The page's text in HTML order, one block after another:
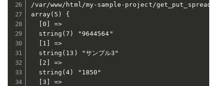
/var/www/html/my-sample-project/
array(5) {
  [0] =>
  string(7) "9644564"
  [1] =>
  string(13) "サンプル3"
  [2] =>
  string(4) "1850"
  [3] =>